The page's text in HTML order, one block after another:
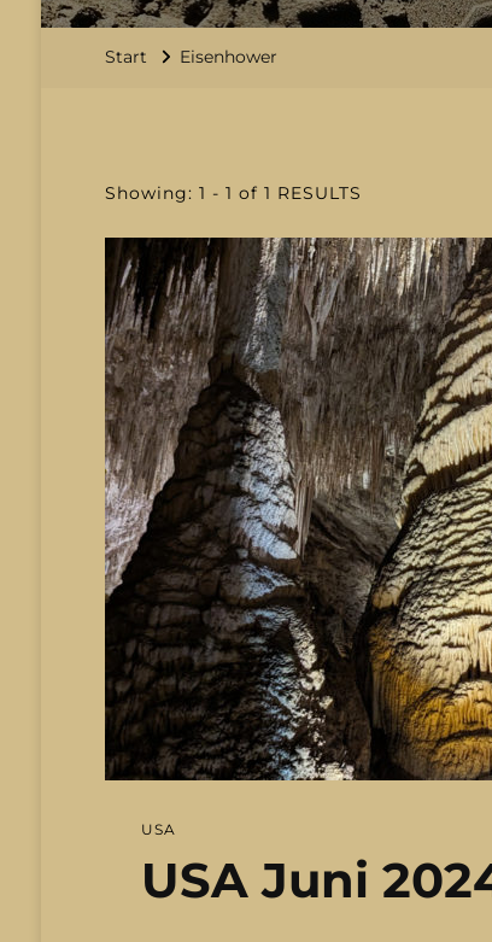
Start Eisenhower
Showing: 1 - 1 of 1 RESULTS
USA
USA Juni